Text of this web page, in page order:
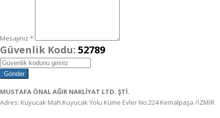
Mesajınız *
Güvenlik Kodu: 52789
MUSTAFA ÖNAL AĞIR NAKLİYAT LTD. ŞTİ.
Adres: Kuyucak Mah.Kuyucak Yolu Küme Evler No:224 Kemalpaşa /İZMİR